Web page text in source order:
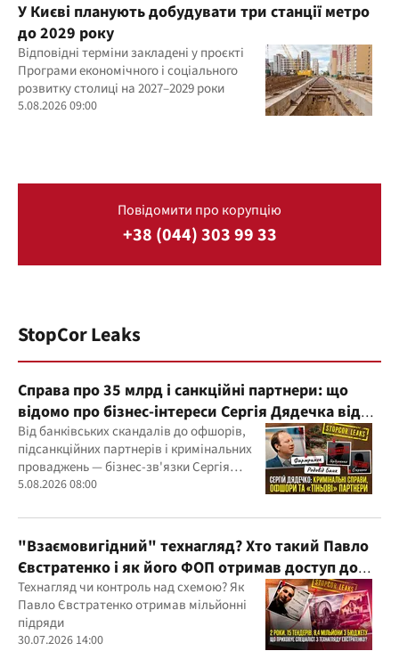
У Києві планують добудувати три станції метро
до 2029 року
Відповідні терміни закладені у проєкті
Програми економічного і соціального
розвитку столиці на 2027–2029 роки
5.08.2026 09:00
Повідомити про корупцію
+38 (044) 303 99 33
StopCor Leaks
Справа про 35 млрд і санкційні партнери: що
відомо про бізнес-інтереси Сергія Дядечка від
"Родовід Банку" до "ФАРМАСЕЛ"
Від банківських скандалів до офшорів,
підсанкційних партнерів і кримінальних
проваджень — бізнес-зв'язки Сергія
Дядечка й досі простягаються через
5.08.2026 08:00
"Взаємовигідний" технагляд? Хто такий Павло
Євстратенко і як його ФОП отримав доступ до
бюджетних мільйонів?
Технагляд чи контроль над схемою? Як
Павло Євстратенко отримав мільйонні
підряди
30.07.2026 14:00